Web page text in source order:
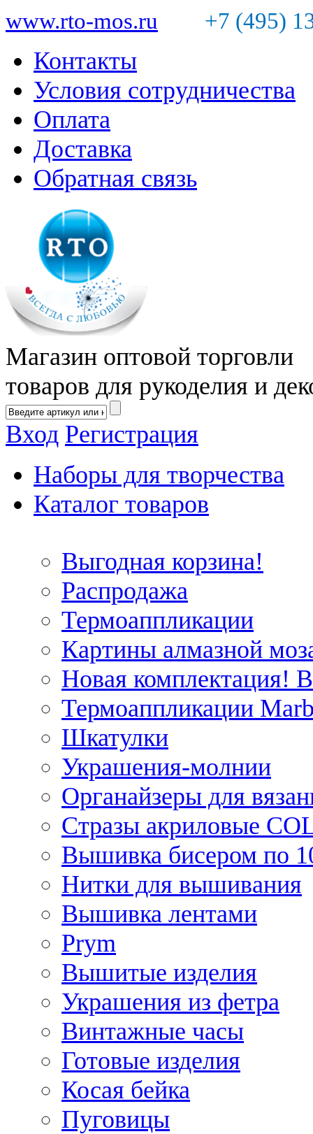
www.rto-mos.ru +7 (495)
Контакты
Условия сотрудничества
Оплата
Доставка
Обратная связь
Магазин оптовой торговли
товаров для рукоделия и
Вход Регистрация
Наборы для творчества
Каталог товаров
Выгодная корзина!
Распродажа
Термоаппликации
Картины алмазной
Новая комплектация!
Термоаппликации
Шкатулки
Украшения-молнии
Органайзеры для
Стразы акриловые
Вышивка бисером по
Нитки для вышивания
Вышивка лентами
Prym
Вышитые изделия
Украшения из фетра
Винтажные часы
Готовые изделия
Косая бейка
Пуговицы